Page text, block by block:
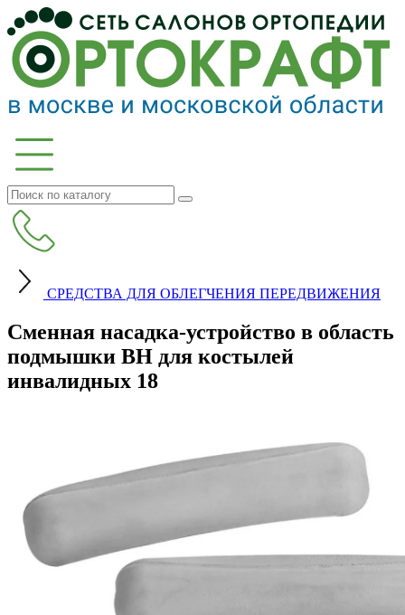
СРЕДСТВА ДЛЯ ОБЛЕГЧЕНИЯ ПЕРЕДВИЖЕНИЯ
Сменная насадка-устройство в область
подмышки BH для костылей
инвалидных 18